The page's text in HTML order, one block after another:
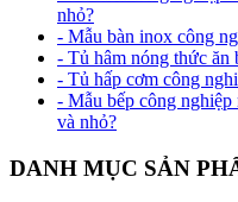
nhỏ?
- Mẫu bàn inox công
- Tủ hâm nóng thức ăn
- Tủ hấp cơm công
- Mẫu bếp công
và nhỏ?
DANH MỤC SẢN